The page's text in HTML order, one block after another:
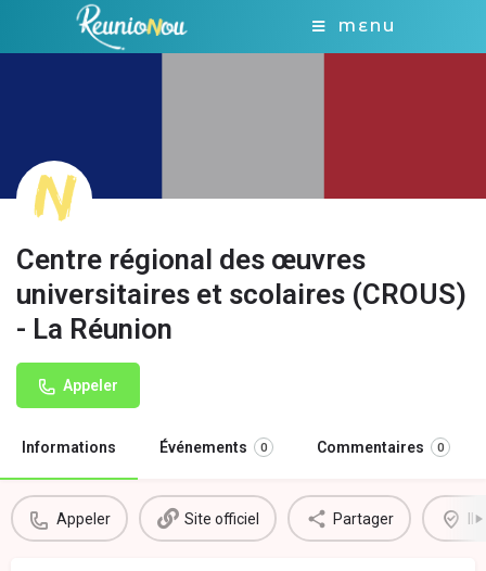
MENU
Centre régional des œuvres
universitaires et scolaires (CROUS)
- La Réunion
Appeler
Informations Événements 0 Commentaires 0
Appeler Site officiel Partager Il